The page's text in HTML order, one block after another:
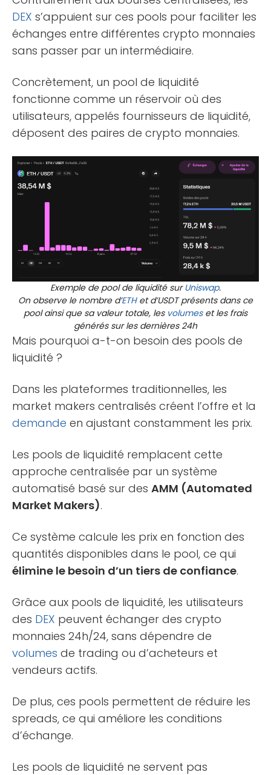
DEX s’appuient sur ces pools pour faciliter les
échanges entre différentes crypto monnaies
sans passer par un intermédiaire.
Concrètement, un pool de liquidité
fonctionne comme un réservoir où des
utilisateurs, appelés fournisseurs de liquidité,
déposent des paires de crypto monnaies.
Exemple de pool de liquidité surUniswap.
On observe le nombre d’ETHet d’USDT présents dans ce
pool ainsi que sa valeur totale, les volumeset les frais
générés sur les dernières 24h
Mais pourquoi a-t-on besoin des pools de
liquidité ?
Dans les plateformes traditionnelles, les
market makers centralisés créent l’offre et la
demande en ajustant constamment les prix.
Les pools de liquidité remplacent cette
approche centralisée par un système
automatisé basé sur des AMM (Automated
Market Makers).
Ce système calcule les prix en fonction des
quantités disponibles dans le pool, ce qui
élimine le besoin d’un tiers de confiance.
Grâce aux pools de liquidité, les utilisateurs
des DEX peuvent échanger des crypto
monnaies 24h/24, sans dépendre de
volumes de trading ou d’acheteurs et
vendeurs actifs.
De plus, ces pools permettent de réduire les
spreads, ce qui améliore les conditions
d’échange.
Les pools de liquidité ne servent pas